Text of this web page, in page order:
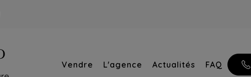
Vendre L'agence Actualités FAQ